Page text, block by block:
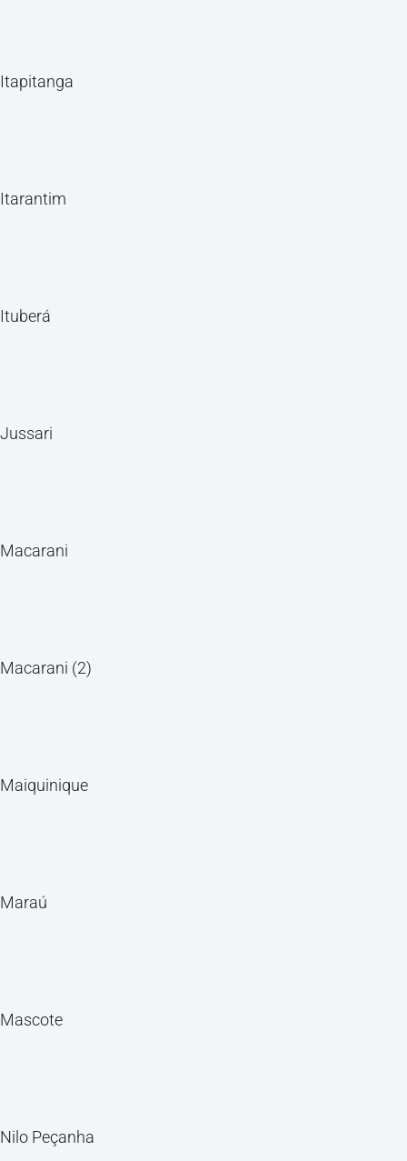
Itapitanga
Itarantim
Ituberá
Jussari
Macarani
Macarani (2)
Maiquinique
Maraú
Mascote
Nilo Peçanha